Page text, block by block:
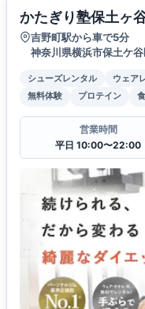
かたぎり塾保土ヶ
吉野町駅から車で5分
神奈川県横浜市保土ケ
シューズレンタル ウェア
無料体験
プロテイン
営業時間
平日 10:00〜22:00